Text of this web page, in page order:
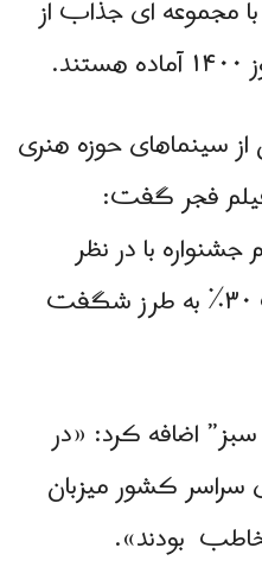
مجموعه ای جذاب از
از سینماهای حوزه هنری
فجر گفت:
جشنواره با در نظر
گرفتن محدودیت ظرفیت ۳۰٪ به طرز شگفت
اضافه کرد: «در
سراسر کشور میزبان